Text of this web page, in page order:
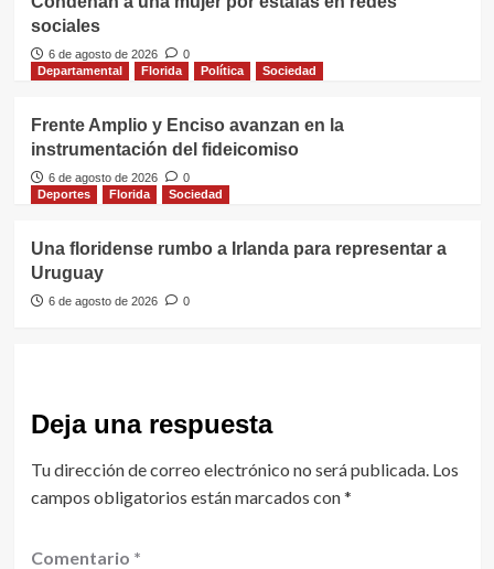
sociales
6 de agosto de 2026
0
Departamental
Florida Política Sociedad
Frente Amplio y Enciso avanzan en la
instrumentación del fideicomiso
6 de agosto de 2026
0
Deportes
Florida Sociedad
Una floridense rumbo a Irlanda para representar a
Uruguay
6 de agosto de 2026 0
Deja una respuesta
Tu dirección de correo electrónico no será publicada. Los
campos obligatorios están marcados con*
Comentario *